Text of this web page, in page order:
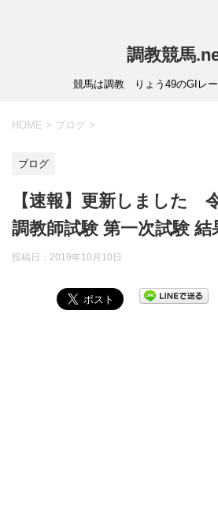
調教競馬
競馬は調教 りょう49のGIレ
HOME > ブログ >
ブログ
【速報】更新しました
調教師試験 第一次試験 結
投稿日： 2019年10月10日